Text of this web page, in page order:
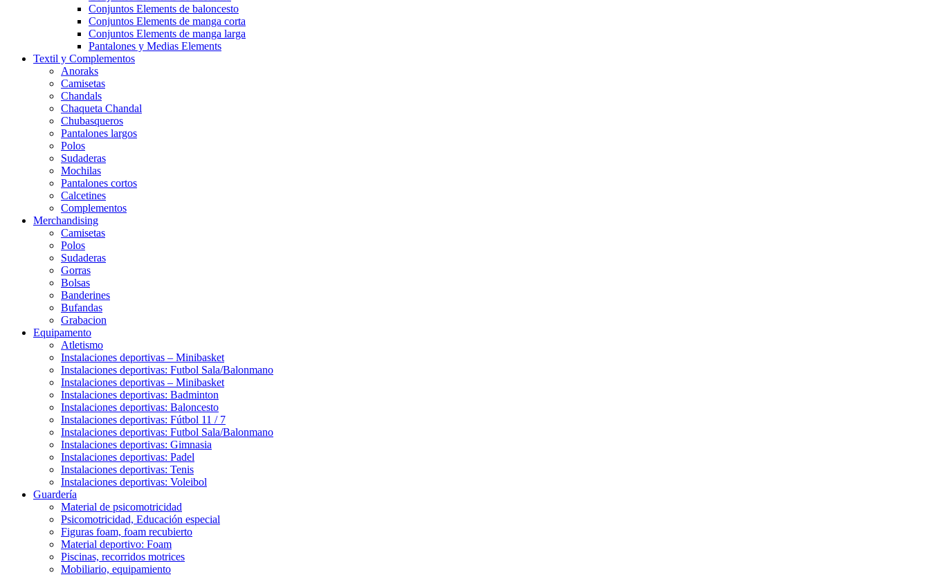
Conjuntos Elements de baloncesto
Conjuntos Elements de manga corta
Conjuntos Elements de manga larga
Pantalones y Medias Elements
Textil y Complementos
Anoraks
Camisetas
Chandals
Chaqueta Chandal
Chubasqueros
Pantalones largos
Polos
Sudaderas
Mochilas
Pantalones cortos
Calcetines
Complementos
Merchandising
Camisetas
Polos
Sudaderas
Gorras
Bolsas
Banderines
Bufandas
Grabacion
Equipamento
Atletismo
Instalaciones deportivas – Minibasket
Instalaciones deportivas: Futbol Sala/Balonmano
Instalaciones deportivas – Minibasket
Instalaciones deportivas: Badminton
Instalaciones deportivas: Baloncesto
Instalaciones deportivas: Fútbol 11 / 7
Instalaciones deportivas: Futbol Sala/Balonmano
Instalaciones deportivas: Gimnasia
Instalaciones deportivas: Padel
Instalaciones deportivas: Tenis
Instalaciones deportivas: Voleibol
Guardería
Material de psicomotricidad
Psicomotricidad, Educación especial
Figuras foam, foam recubierto
Material deportivo: Foam
Piscinas, recorridos motrices
Mobiliario, equipamiento